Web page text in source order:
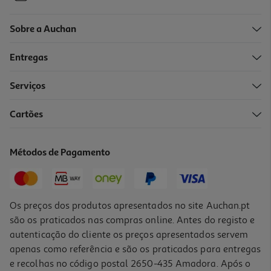
Sobre a Auchan
Entregas
Serviços
Cartões
Métodos de Pagamento
Os preços dos produtos apresentados no site Auchan.pt
são os praticados nas compras online. Antes do registo e
autenticação do cliente os preços apresentados servem
apenas como referência e são os praticados para entregas
e recolhas no código postal 2650-435 Amadora. Após o